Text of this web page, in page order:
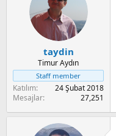
taydin
Timur Aydın
Staff member
Katılım
24 Şubat 2018
Mesajlar
27,251